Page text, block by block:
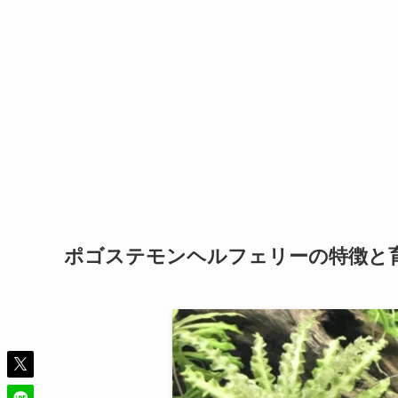
ポゴステモンヘルフェリーの特徴と